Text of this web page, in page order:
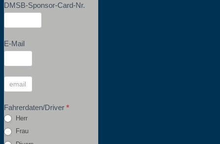
DMSB-Sponsor-Card-Nr.
E-Mail
Fahrerdaten/Driver *
Herr
Frau